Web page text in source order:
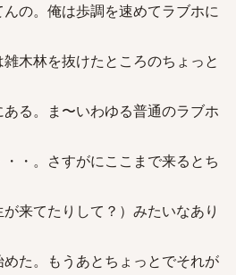
の。俺は歩調を速めてラブホに
木林を抜けたところのちょっと
る。ま〜いわゆる普通のラブホ
・。さすがにここまで来るとち
来てたりして？）みたいなあり
た。もうあとちょっとでそれが